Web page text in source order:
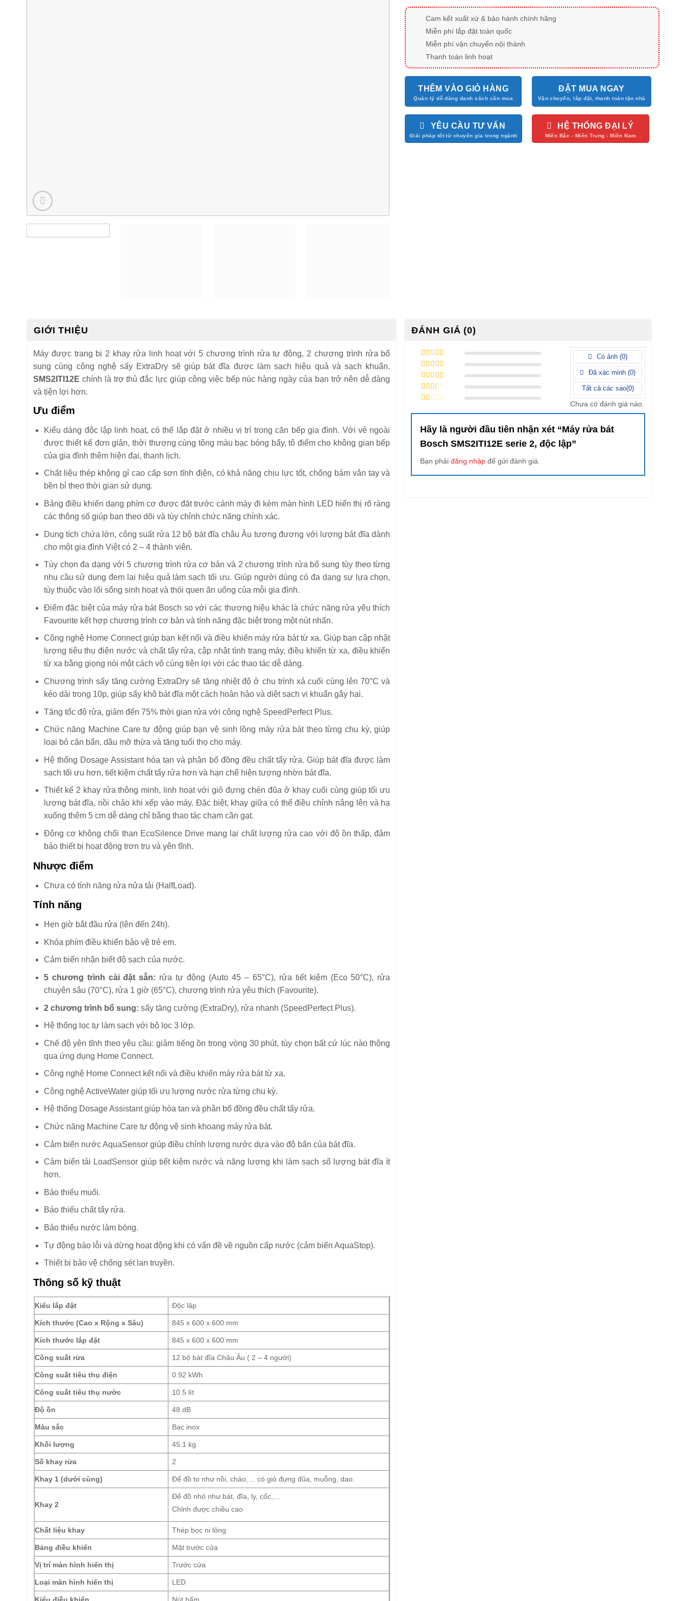
Cam kết xuất xứ & bảo hành chính hãng
Miễn phí lắp đặt toàn quốc
Miễn phí vận chuyển nội thành
Thanh toán linh hoạt
THÊM VÀO GIỎ HÀNG ĐẶT MUA NGAY
YÊU CẦU TƯ VẤN HỆ THỐNG ĐẠI LÝ
GIỚI THIỆU
Máy được trang bị 2 khay rửa linh hoạt với 5 chương trình rửa tự động, 2 chương trình rửa bổ
sung cùng công nghệ sấy ExtraDry sẽ giúp bát đĩa được làm sạch hiệu quả và sạch khuẩn.
SMS2ITI12E chính là trợ thủ đắc lực giúp công việc bếp núc hàng ngày của bạn trở nên dễ dàng
và tiện lợi hơn.
Ưu điểm
Kiểu dáng độc lập linh hoạt, có thể lắp đặt ở nhiều vị trí trong căn bếp gia đình. Với vẻ ngoài
được thiết kế đơn giản, thời thượng cùng tông màu bạc bóng bẩy, tô điểm cho không gian bếp
của gia đình thêm hiện đại, thanh lịch.
Chất liệu thép không gỉ cao cấp sơn tĩnh điện, có khả năng chịu lực tốt, chống bám vân tay và
bền bỉ theo thời gian sử dụng.
Bảng điều khiển dạng phím cơ được đặt trước cánh máy đi kèm màn hình LED hiển thị rõ ràng
các thông số giúp bạn theo dõi và tùy chỉnh chức năng chính xác.
Dung tích chứa lớn, công suất rửa 12 bộ bát đĩa châu Âu tương đương với lượng bát đĩa dành
cho một gia đình Việt có 2 – 4 thành viên.
Tùy chọn đa dạng với 5 chương trình rửa cơ bản và 2 chương trình rửa bổ sung tùy theo từng
nhu cầu sử dụng đem lại hiệu quả làm sạch tối ưu. Giúp người dùng có đa dạng sự lựa chọn,
tùy thuộc vào lối sống sinh hoạt và thói quen ăn uống của mỗi gia đình.
Điểm đặc biệt của máy rửa bát Bosch so với các thương hiệu khác là chức năng rửa yêu thích
Favourite kết hợp chương trình cơ bản và tính năng đặc biệt trong một nút nhấn.
Công nghệ Home Connect giúp bạn kết nối và điều khiển máy rửa bát từ xa. Giúp bạn cập nhật
lượng tiêu thụ điện nước và chất tẩy rửa, cập nhật tình trạng máy, điều khiển từ xa, điều khiển
từ xa bằng giọng nói một cách vô cùng tiện lợi với các thao tác dễ dàng.
Chương trình sấy tăng cường ExtraDry sẽ tăng nhiệt độ ở chu trình xả cuối cùng lên 70°C và
kéo dài trong 10p, giúp sấy khô bát đĩa một cách hoàn hảo và diệt sạch vi khuẩn gây hại.
Tăng tốc độ rửa, giảm đến 75% thời gian rửa với công nghệ SpeedPerfect Plus.
Chức năng Machine Care tự động giúp bạn vệ sinh lồng máy rửa bát theo từng chu kỳ, giúp
loại bỏ cặn bẩn, dầu mỡ thừa và tăng tuổi thọ cho máy.
Hệ thống Dosage Assistant hòa tan và phân bổ đồng đều chất tẩy rửa. Giúp bát đĩa được làm
sạch tối ưu hơn, tiết kiệm chất tẩy rửa hơn và hạn chế hiện tượng nhờn bát đĩa.
Thiết kế 2 khay rửa thông minh, linh hoạt với giỏ đựng chén đũa ở khay cuối cùng giúp tối ưu
lượng bát đĩa, nồi chảo khi xếp vào máy. Đặc biệt, khay giữa có thể điều chỉnh nâng lên và hạ
xuống thêm 5 cm dễ dàng chỉ bằng thao tác chạm cần gạt.
Động cơ không chổi than EcoSilence Drive mang lại chất lượng rửa cao với độ ồn thấp, đảm
bảo thiết bị hoạt động trơn tru và yên tĩnh.
Nhược điểm
Chưa có tính năng rửa nửa tải (HalfLoad).
Tính năng
Hẹn giờ bắt đầu rửa (lên đến 24h).
Khóa phím điều khiển bảo vệ trẻ em.
Cảm biến nhận biết độ sạch của nước.
5 chương trình cài đặt sẵn: rửa tự động (Auto 45 – 65°C), rửa tiết kiệm (Eco 50°C), rửa
chuyên sâu (70°C), rửa 1 giờ (65°C), chương trình rửa yêu thích (Favourite).
2 chương trình bổ sung: sấy tăng cường (ExtraDry), rửa nhanh (SpeedPerfect Plus).
Hệ thống lọc tự làm sạch với bộ lọc 3 lớp.
Chế độ yên tĩnh theo yêu cầu: giảm tiếng ồn trong vòng 30 phút, tùy chọn bất cứ lúc nào thông
qua ứng dụng Home Connect.
Công nghệ Home Connect kết nối và điều khiển máy rửa bát từ xa.
Công nghệ ActiveWater giúp tối ưu lượng nước rửa từng chu kỳ.
Hệ thống Dosage Assistant giúp hòa tan và phân bổ đồng đều chất tẩy rửa.
Chức năng Machine Care tự động vệ sinh khoang máy rửa bát.
Cảm biến nước AquaSensor giúp điều chỉnh lượng nước dựa vào độ bẩn của bát đĩa.
Cảm biến tải LoadSensor giúp tiết kiệm nước và năng lượng khi làm sạch số lượng bát đĩa ít
hơn.
Báo thiếu muối.
Báo thiếu chất tẩy rửa.
Báo thiếu nước làm bóng.
Tự động báo lỗi và dừng hoạt động khi có vấn đề về nguồn cấp nước (cảm biến AquaStop).
Thiết bị bảo vệ chống sét lan truyền.
Thông số kỹ thuật
Kiểu lắp đặt Độc lập
Kích thước (Cao x Rộng x Sâu) 845 x 600 x 600 mm
Kích thước lắp đặt 845 x 600 x 600 mm
Công suất rửa 12 bộ bát đĩa Châu Âu ( 2 – 4 người)
Công suất tiêu thụ điện 0.92 kWh
Công suất tiêu thụ nước 10.5 lít
Độ ồn 48 dB
Màu sắc Bạc inox
Khối lượng 45.1 kg
Số khay rửa 2
Khay 1 (dưới cùng) Để đồ to như nồi, chảo,… có giỏ đựng đũa, muỗng, dao.
Khay 2
Để đồ nhỏ như bát, đĩa, ly, cốc,…
Chỉnh được chiều cao
Chất liệu khay Thép bọc ni lông
Bảng điều khiển Mặt trước cửa
Vị trí màn hình hiển thị Trước cửa
Loại màn hình hiển thị LED
ĐÁNH GIÁ (0)
5 / 5 điểm
4 / 5 điểm
3 / 5
2 / 5
5
Có ảnh (0)
Đã xác minh (0)
Tất cả các sao(0)
Chưa có đánh giá nào.
Hãy là người đầu tiên nhận xét “Máy rửa bát
Bosch SMS2ITI12E serie 2, độc lập”
Bạn phảiđăng nhập để gửi đánh giá.